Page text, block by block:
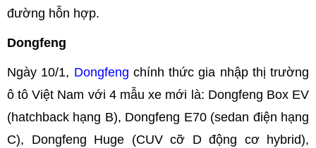
đường hỗn hợp.
Dongfeng
Ngày 10/1, Dongfeng chính thức gia nhập thị trường
ô tô Việt Nam với 4 mẫu xe mới là: Dongfeng Box EV
(hatchback hạng B), Dongfeng E70 (sedan điện hạng
C), Dongfeng Huge (CUV cỡ D động cơ hybrid),